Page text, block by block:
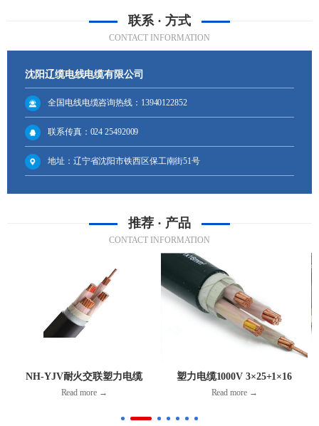
联系 · 方式
CONTACT INFORMATION
沈阳辽缆电线电缆有限公司
全国电线电缆咨询热线：13940122852
联系传真：024 25492009
地址：辽宁省沈阳市铁西区保工南街51号
推荐 · 产品
CONTACT INFORMATION
NH-YJV耐火交联塑力电缆
Read more →
塑力电缆1000V 3×25+1×16
Read more →